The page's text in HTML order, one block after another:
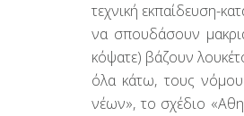
τεχνική εκπαίδευση-
να σπουδάσουν
κόψατε) βάζουν
όλα κάτω, τους
νέων», το σχέδιο